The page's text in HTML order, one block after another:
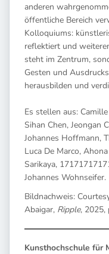
anderen
öffentliche Bereich
Kolloquiums:
reflektiert und
steht im Zentrum,
Gesten und
herausbilden und
Es stellen aus:
Sihan Chen, Jeongan
Johannes Hoffmann,
Luca De Marco,
Sarikaya,
Johannes Wohnseifer.
Bildnachweis:
Abaigar, Ripple, 2025,
Kunsthochschule für